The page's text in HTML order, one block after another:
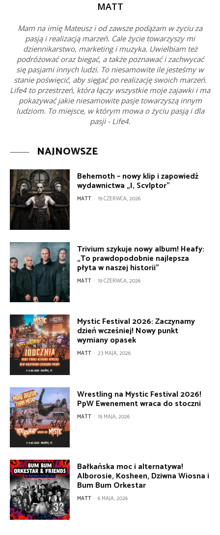
MATT
Mam na imię Mateusz i od zawsze podążam w życiu za
pasją i realizacją marzeń. Cale życie towarzyszy mi
dziennikarstwo, marketing i muzyka. Uwielbiam też
podróżować oraz biegać, a także poznawać i zachwycać
się pasjami innych ludzi. To niesamowite ile jesteśmy w
stanie poświęcić, aby sięgać po realizację swoich marzeń.
Life4 to przestrzeń, która łączy wszystkie moje zajawki i ma
pokazywać jakie niesamowite pasje towarzyszą innym
ludziom. To miejsce, w którym mowa o życiu pasją i dla
pasji - Life4.
NAJNOWSZE
Behemoth – nowy klip i zapowiedź
wydawnictwa „I, Scvlptor”
MATT - 19 CZERWCA, 2026
Trivium szykuje nowy album! Heafy:
„To prawdopodobnie najlepsza
płyta w naszej historii”
MATT - 19 CZERWCA, 2026
Mystic Festival 2026: Zaczynamy
dzień wcześniej! Nowy punkt
wymiany opasek
MATT - 23 MAJA, 2026
Wrestling na Mystic Festival 2026!
PpW Ewenement wraca do stoczni
MATT - 19 MAJA, 2026
Bałkańska moc i alternatywa!
Alborosie, Kosheen, Dziwna Wiosna i
Bum Bum Orkestar
MATT - 6 MAJA, 2026